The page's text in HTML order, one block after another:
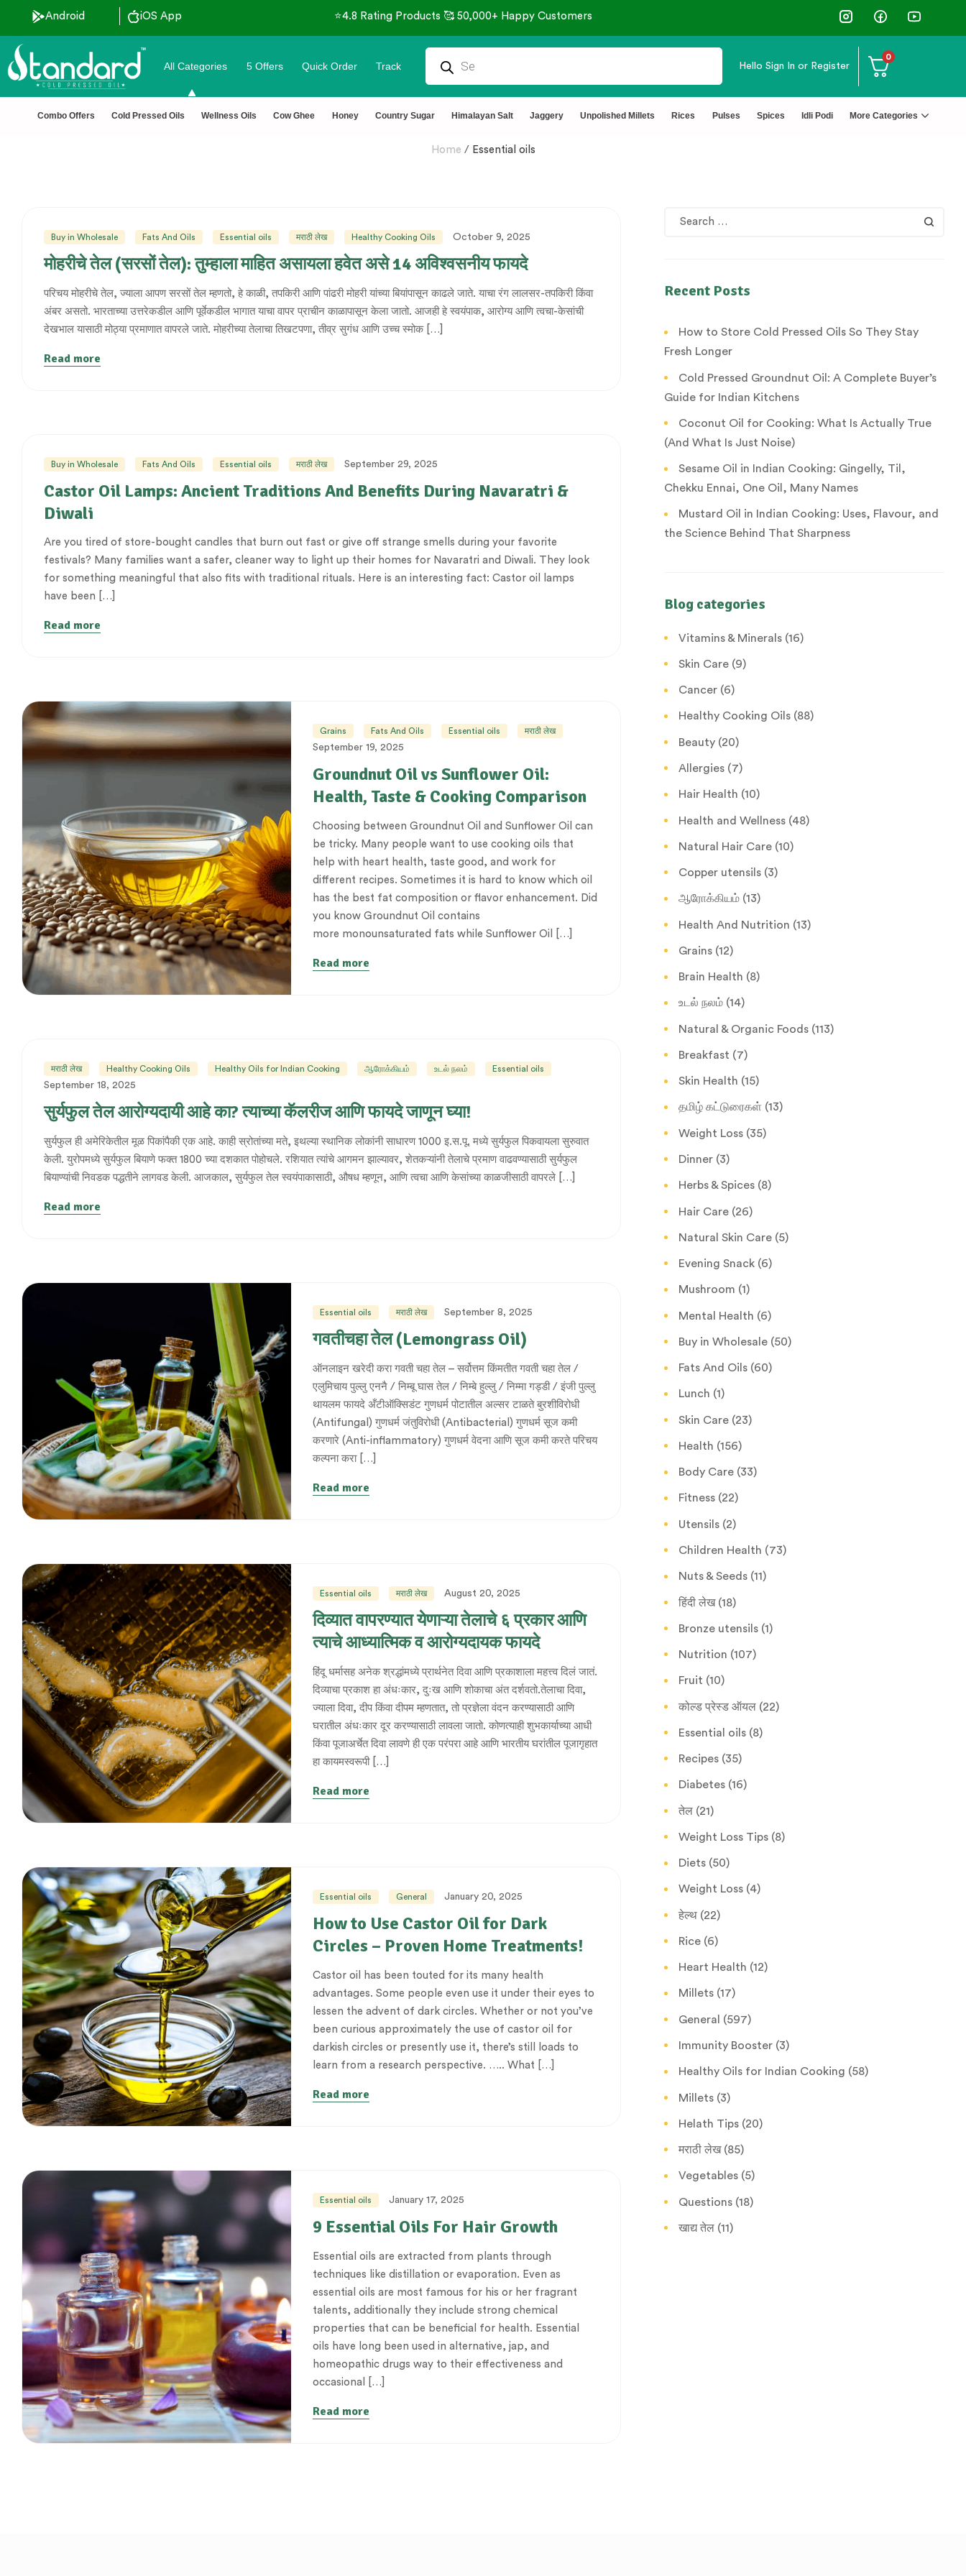
Android iOS App
🔒 Secure Checkout 💵COD ⭐4.8 Rating Products 🥰 50,000+ Happy Customers ↩️ Easy Returns 🆓🏠🚚 Free
All Categories 5 Offers Quick Order Track Hello Sign In or Register
0
Combo Offers Cold Pressed Oils Wellness Oils Cow Ghee Honey Country Sugar Himalayan Salt Jaggery Unpolished Millets Rices Pulses Spices Idli Podi More Categories
Home / Essential oils
Buy in Wholesale Fats And Oils Essential oils मराठी लेख Healthy Cooking Oils October 9, 2025
मोहरीचे तेल (सरसों तेल): तुम्हाला माहित असायला हवेत असे 14 अविश्वसनीय फायदे
परिचय मोहरीचे तेल, ज्याला आपण सरसों तेल म्हणतो, हे काळी, तपकिरी आणि पांढरी मोहरी यांच्या बियांपासून काढले जाते. याचा रंग लालसर-तपकिरी किंवा
अंबर असतो. भारताच्या उत्तरेकडील आणि पूर्वेकडील भागात याचा वापर प्राचीन काळापासून केला जातो. आजही हे स्वयंपाक, आरोग्य आणि त्वचा-केसांची
देखभाल यासाठी मोठ्या प्रमाणात वापरले जाते. मोहरीच्या तेलाचा तिखटपणा, तीव्र सुगंध आणि उच्च स्मोक […]
Read more
Buy in Wholesale Fats And Oils Essential oils मराठी लेख September 29, 2025
Castor Oil Lamps: Ancient Traditions And Benefits During Navaratri &
Diwali
Are you tired of store-bought candles that burn out fast or give off strange smells during your favorite
festivals? Many families want a safer, cleaner way to light up their homes for Navaratri and Diwali. They look
for something meaningful that also fits with traditional rituals. Here is an interesting fact: Castor oil lamps
have been […]
Read more
Grains Fats And Oils Essential oils मराठी लेख
September 19, 2025
Groundnut Oil vs Sunflower Oil:
Health, Taste & Cooking Comparison
Choosing between Groundnut Oil and Sunflower Oil can
be tricky. Many people want to use cooking oils that
help with heart health, taste good, and work for
different recipes. Sometimes it is hard to know which oil
has the best fat composition or flavor enhancement. Did
you know Groundnut Oil contains
more monounsaturated fats while Sunflower Oil […]
Read more
मराठी लेख Healthy Cooking Oils Healthy Oils for Indian Cooking ஆரோக்கியம் உடல் நலம் Essential oils
September 18, 2025
सुर्यफुल तेल आरोग्यदायी आहे का? त्याच्या कॅलरीज आणि फायदे जाणून घ्या!
सुर्यफुल ही अमेरिकेतील मूळ पिकांपैकी एक आहे. काही स्रोतांच्या मते, इथल्या स्थानिक लोकांनी साधारण 1000 इ.स.पू. मध्ये सुर्यफुल पिकवायला सुरुवात
केली. युरोपमध्ये सुर्यफुल बियाणे फक्त 1800 च्या दशकात पोहोचले. रशियात त्यांचे आगमन झाल्यावर, शेतकऱ्यांनी तेलाचे प्रमाण वाढवण्यासाठी सुर्यफुल
बियाण्यांची निवडक पद्धतीने लागवड केली. आजकाल, सुर्यफुल तेल स्वयंपाकासाठी, औषध म्हणून, आणि त्वचा आणि केसांच्या काळजीसाठी वापरले […]
Read more
Essential oils मराठी लेख September 8, 2025
गवतीचहा तेल (Lemongrass Oil)
ऑनलाइन खरेदी करा गवती चहा तेल – सर्वोत्तम किंमतीत गवती चहा तेल /
एलुमिचाय पुल्लु एननै / निम्बू घास तेल / निम्बे हुल्लु / निम्मा गड्डी / इंजी पुल्लु
थायलम फायदे अँटीऑक्सिडंट गुणधर्म पोटातील अल्सर टाळते बुरशीविरोधी
(Antifungal) गुणधर्म जंतुविरोधी (Antibacterial) गुणधर्म सूज कमी
करणारे (Anti-inflammatory) गुणधर्म वेदना आणि सूज कमी करते परिचय
कल्पना करा […]
Read more
Essential oils मराठी लेख August 20, 2025
दिव्यात वापरण्यात येणाऱ्या तेलाचे ६ प्रकार आणि
त्याचे आध्यात्मिक व आरोग्यदायक फायदे
हिंदू धर्मासह अनेक श्रद्धांमध्ये प्रार्थनेत दिवा आणि प्रकाशाला महत्त्व दिलं जातं.
दिव्याचा प्रकाश हा अंधःकार, दुःख आणि शोकाचा अंत दर्शवतो.तेलाचा दिवा,
ज्याला दिवा, दीप किंवा दीपम म्हणतात, तो प्रज्ञेला वंदन करण्यासाठी आणि
घरातील अंधःकार दूर करण्यासाठी लावला जातो. कोणत्याही शुभकार्याच्या आधी
किंवा पूजाअर्चेत दिवा लावणे ही एक परंपरा आहे आणि भारतीय घरांतील पूजागृहात
हा कायमस्वरूपी […]
Read more
Essential oils General January 20, 2025
How to Use Castor Oil for Dark
Circles – Proven Home Treatments!
Castor oil has been touted for its many health
advantages. Some people even use it under their eyes to
lessen the advent of dark circles. Whether or not you’ve
been curious approximately the use of castor oil for
darkish circles or presently use it, there’s still loads to
learn from a research perspective. ….. What […]
Read more
Essential oils January 17, 2025
9 Essential Oils For Hair Growth
Essential oils are extracted from plants through
techniques like distillation or evaporation. Even as
essential oils are most famous for his or her fragrant
talents, additionally they include strong chemical
properties that can be beneficial for health. Essential
oils have long been used in alternative, jap, and
homeopathic drugs way to their effectiveness and
occasional […]
Read more
Recent Posts
How to Store Cold Pressed Oils So They Stay
Fresh Longer
Cold Pressed Groundnut Oil: A Complete Buyer’s
Guide for Indian Kitchens
Coconut Oil for Cooking: What Is Actually True
(And What Is Just Noise)
Sesame Oil in Indian Cooking: Gingelly, Til,
Chekku Ennai, One Oil, Many Names
Mustard Oil in Indian Cooking: Uses, Flavour, and
the Science Behind That Sharpness
Blog categories
Vitamins & Minerals (16)
Skin Care (9)
Cancer (6)
Healthy Cooking Oils (88)
Beauty (20)
Allergies (7)
Hair Health (10)
Health and Wellness (48)
Natural Hair Care (10)
Copper utensils (3)
ஆரோக்கியம் (13)
Health And Nutrition (13)
Grains (12)
Brain Health (8)
உடல் நலம் (14)
Natural & Organic Foods (113)
Breakfast (7)
Skin Health (15)
தமிழ் கட்டுரைகள் (13)
Weight Loss (35)
Dinner (3)
Herbs & Spices (8)
Hair Care (26)
Natural Skin Care (5)
Evening Snack (6)
Mushroom (1)
Mental Health (6)
Buy in Wholesale (50)
Fats And Oils (60)
Lunch (1)
Skin Care (23)
Health (156)
Body Care (33)
Fitness (22)
Utensils (2)
Children Health (73)
Nuts & Seeds (11)
हिंदी लेख (18)
Bronze utensils (1)
Nutrition (107)
Fruit (10)
कोल्ड प्रेस्ड ऑयल (22)
Essential oils (8)
Recipes (35)
Diabetes (16)
तेल (21)
Weight Loss Tips (8)
Diets (50)
Weight Loss (4)
हेल्थ (22)
Rice (6)
Heart Health (12)
Millets (17)
General (597)
Immunity Booster (3)
Healthy Oils for Indian Cooking (58)
Millets (3)
Helath Tips (20)
मराठी लेख (85)
Vegetables (5)
Questions (18)
खाद्य तेल (11)